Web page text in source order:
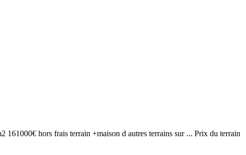
hors frais terrain +maison d autres terrains sur ... Prix du terrain